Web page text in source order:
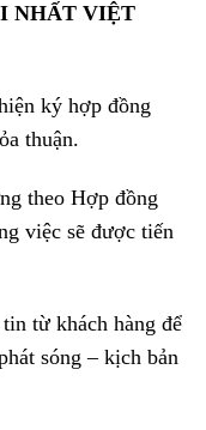
NHẤT VIỆT
ký hợp đồng
thuận.
theo Hợp đồng
việc sẽ được tiến
từ khách hàng để
sóng – kịch bản